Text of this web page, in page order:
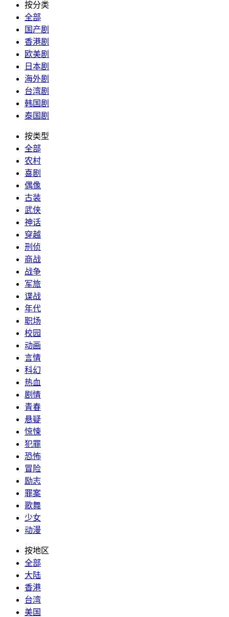
按分类
全部
国产剧
香港剧
欧美剧
日本剧
海外剧
台湾剧
韩国剧
泰国剧
按类型
全部
农村
喜剧
偶像
古装
武侠
神话
穿越
刑侦
商战
战争
军旅
谍战
年代
职场
校园
动画
言情
科幻
热血
剧情
青春
悬疑
惊悚
犯罪
恐怖
冒险
励志
罪案
歌舞
少女
动漫
按地区
全部
大陆
香港
台湾
美国